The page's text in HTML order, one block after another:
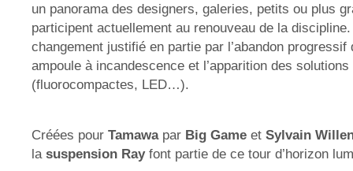
un panorama des designers, galeries, petits ou plus
participent actuellement au renouveau de la
changement justifié en partie par l’abandon progressif
ampoule à incandescence et l’apparition des
(fluorocompactes, LED…).
Créées pour Tamawapar Big Game et Sylvain
la suspension Ray font partie de ce tour d’horizon